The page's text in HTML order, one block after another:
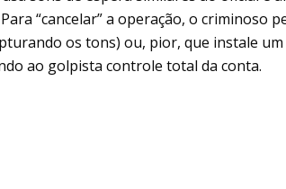
“cancelar” a operação, o criminoso
os tons) ou, pior, que instale
ao golpista controle total da conta.